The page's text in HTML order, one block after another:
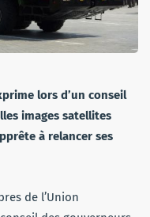
lors d’un conseil
images satellites
à relancer ses
de l’Union